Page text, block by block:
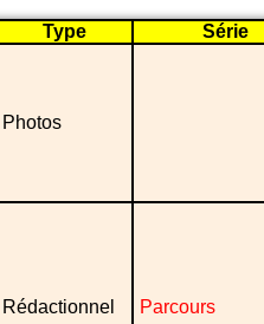
Type Série
Photos
Rédactionnel Parcours